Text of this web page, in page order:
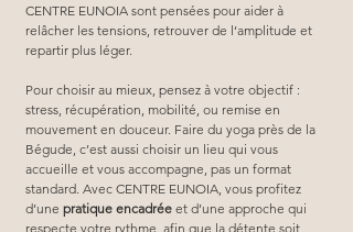
CENTRE EUNOIA sont pensées pour aider à
relâcher les tensions, retrouver de l’amplitude et
repartir plus léger.
Pour choisir au mieux, pensez à votre objectif :
stress, récupération, mobilité, ou remise en
mouvement en douceur. Faire du yoga près de la
Bégude, c’est aussi choisir un lieu qui vous
accueille et vous accompagne, pas un format
standard. Avec CENTRE EUNOIA, vous profitez
d’une pratique encadrée et d’une approche qui
respecte votre rythme, afin que la détente soit